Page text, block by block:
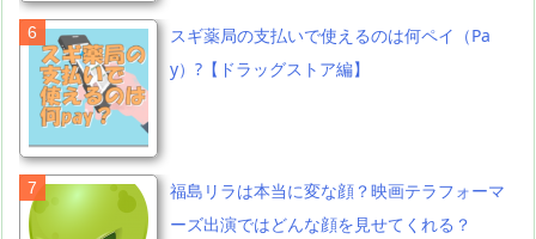
スギ薬局の支払いで使えるのは何ペイ（Pa
y）?【ドラッグストア編】
福島リラは本当に変な顔？映画テラフォーマ
ーズ出演ではどんな顔を見せてくれる？